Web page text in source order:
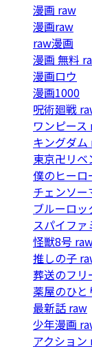
漫画 raw
漫画raw
raw漫画
漫画 無料
漫画ロウ
漫画1000
呪術廻戦
ワンピース
キングダム
東京卍リベ
僕のヒーロ
チェンソ
ブルーロ
スパイフ
怪獣8号
推しの子
葬送のフ
薬屋のひ
最新話 raw
少年漫画
アクション